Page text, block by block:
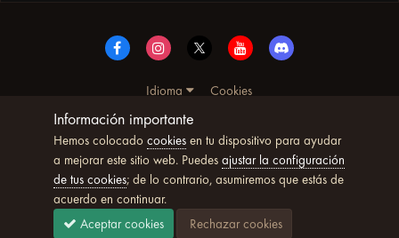
Idioma
Cookies
© Copyright UltimoWoW™ 2025. Todos los derechos
reservados
Powered by Invision Community
Información importante
Hemos colocado cookiesen tu dispositivo para ayudar
a mejorar este sitio web. Puedes ajustar la configuración
de tus cookies; de lo contrario, asumiremos que estás de
acuerdo en continuar.
Aceptar cookies
Rechazar cookies